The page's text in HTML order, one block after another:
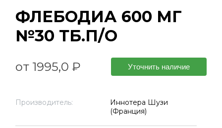
ФЛЕБОДИА 600 МГ
№30 ТБ.П/О
от 1995,0 ₽ Уточнить наличие
Производитель:
Иннотера Шузи
(Франция)